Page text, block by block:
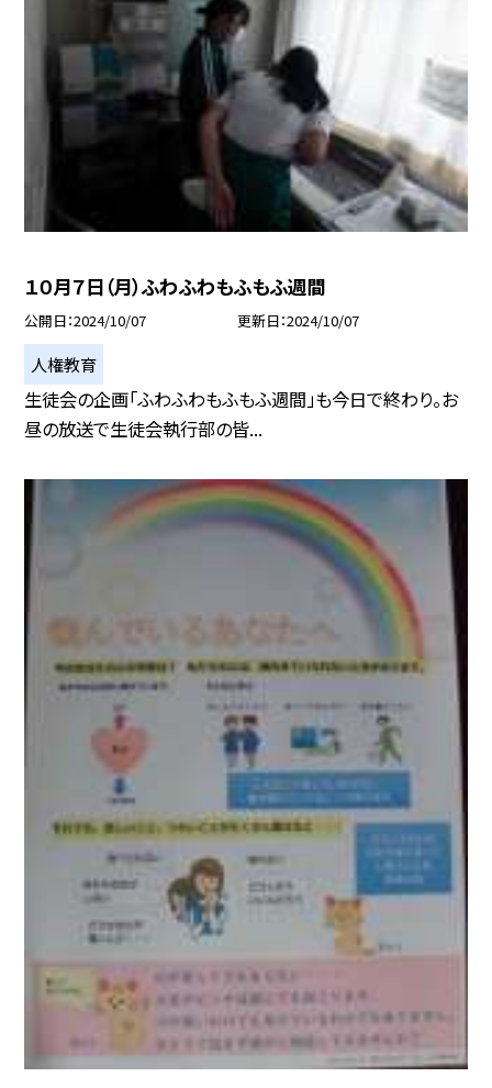
１０月７日（月）ふわふわもふもふ週間
公開日 2024/10/07 更新日 2024/10/07
人権教育
生徒会の企画「ふわふわもふもふ週間」も今日で終わり。お
昼の放送で生徒会執行部の皆...